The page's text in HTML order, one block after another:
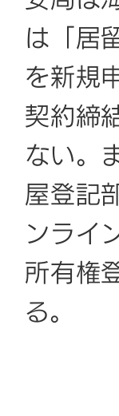
は「居
を新規
契約締
ない。
屋登記
ンライ
所有権
る。